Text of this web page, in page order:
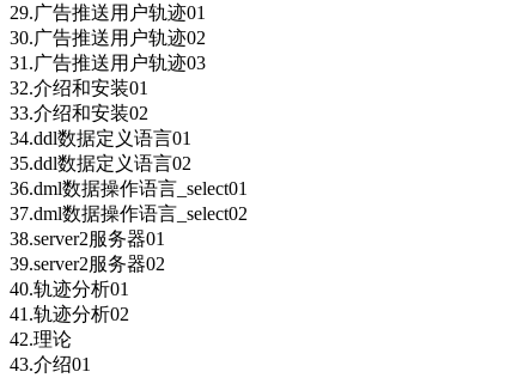
29.广告推送用户轨迹01
30.广告推送用户轨迹02
31.广告推送用户轨迹03
32.介绍和安装01
33.介绍和安装02
34.ddl数据定义语言01
35.ddl数据定义语言02
36.dml数据操作语言_select01
37.dml数据操作语言_select02
38.server2服务器01
39.server2服务器02
40.轨迹分析01
41.轨迹分析02
42.理论
43.介绍01